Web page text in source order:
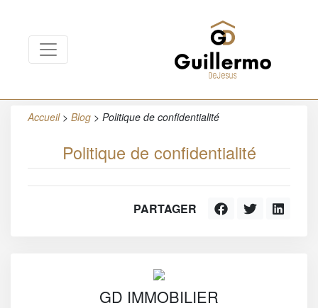
Accueil > Blog > Politique de confidentialité
Politique de confidentialité
PARTAGER
GD IMMOBILIER